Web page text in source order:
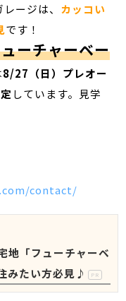
ージは、 カッコい
です！
ーチャーベー
8/27（日）プレオー
しています。見学
contact/
地「フューチャーベ
みたい方必見♪
PR